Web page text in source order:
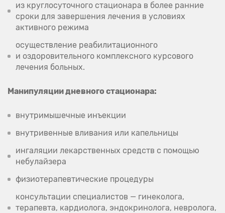
из круглосуточного стационара в более ранние
сроки для завершения лечения в условиях
активного режима
осуществление реабилитационного
и оздоровительного комплексного курсового
лечения больных.
Манипуляции дневного стационара:
внутримышечные инъекции
внутривенные вливания или капельницы
ингаляции лекарственных средств с помощью
небулайзера
физиотерапевтические процедуры
консультации специалистов — гинеколога,
терапевта, кардиолога, эндокринолога, невролога,